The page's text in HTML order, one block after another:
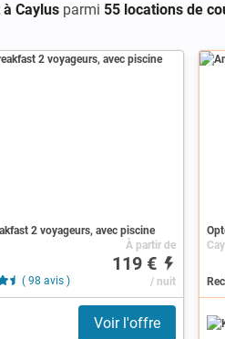
Caylus parmi 55 locations de
2 voyageurs, avec piscine
( 98 avis )
À partir de
119 €
/ nuit
Voir l'offre